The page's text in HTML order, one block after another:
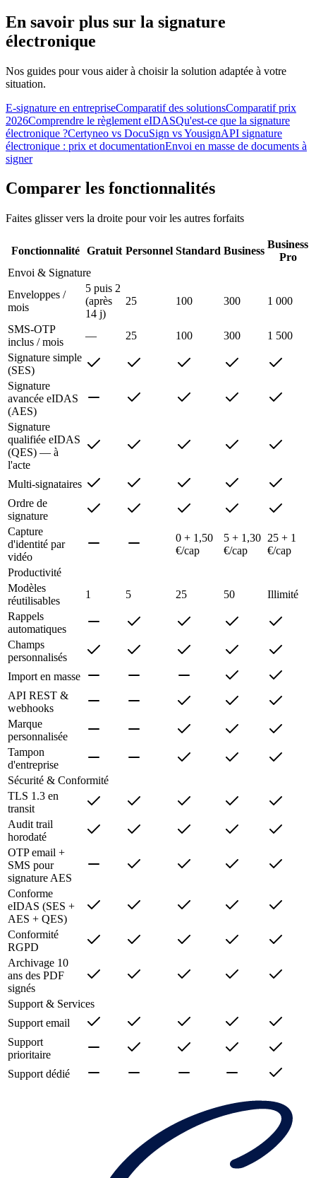
En savoir plus sur la signature
électronique
Nos guides pour vous aider à choisir la solution adaptée à votre
situation.
E-signature en entrepriseComparatif des solutionsComparatif prix
2026Comprendre le règlement eIDASQu'est-ce que la signature
électronique ?Certyneo vs DocuSign vs YousignAPI signature
électronique : prix et documentationEnvoi en masse de documents à
signer
Comparer les fonctionnalités
Faites glisser vers la droite pour voir les autres forfaits
Fonctionnalité Gratuit Personnel Standard Business
Business
Pro
Envoi & Signature
Enveloppes /
mois
5 puis 2
(après
14 j)
25 100 300 1 000
SMS-OTP
inclus / mois
— 25 100 300
1 500
Signature simple
(SES)
Signature
avancée eIDAS
(AES)
Signature
qualifiée eIDAS
(QES) — à
l'acte
Multi-signataires
Ordre de
signature
Capture
d'identité par
vidéo
0 + 1,50
€/cap
5 + 1,30
€/cap
25 + 1
€/cap
Productivité
Modèles
réutilisables
1 5 25 50
Illimité
Rappels
automatiques
Champs
personnalisés
Import en masse
API REST &
webhooks
Marque
personnalisée
Tampon
d'entreprise
Sécurité & Conformité
TLS 1.3 en
transit
Audit trail
horodaté
OTP email +
SMS pour
signature AES
Conforme
eIDAS (SES +
AES + QES)
Conformité
RGPD
Archivage 10
ans des PDF
signés
Support & Services
Support email
Support
prioritaire
Support dédié